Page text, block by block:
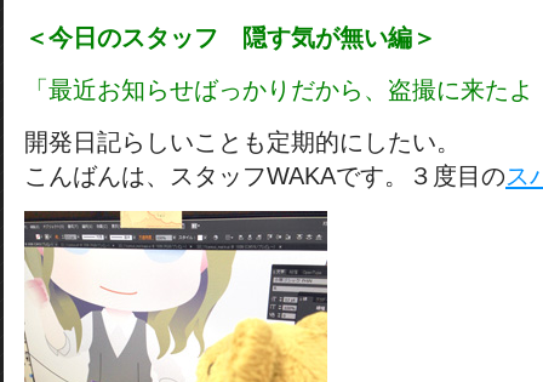
＜今日のスタッフ 隠す気が無い編＞
「最近お知らせばっかりだから、盗撮に来たよ
開発日記らしいことも定期的にしたい。
こんばんは、スタッフWAKAです。３度目のス